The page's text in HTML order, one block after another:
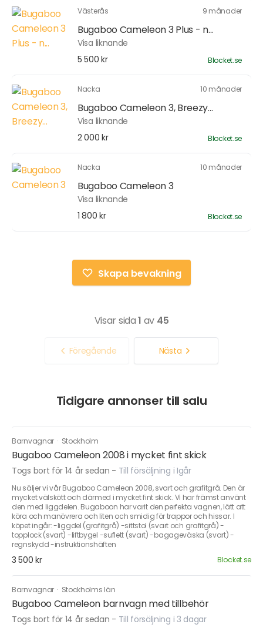
Västerås 9 månader
Bugaboo Cameleon 3 Plus - n...
Visa liknande
5 500 kr
Blocket.se
Nacka 10 månader
Bugaboo Cameleon 3, Breezy...
Visa liknande
2 000 kr
Blocket.se
Nacka 10 månader
Bugaboo Cameleon 3
Visa liknande
1 800 kr
Blocket.se
Skapa bevakning
Visar sida1 av 45
Föregående Nästa
Tidigare annonser till salu
Barnvagnar · Stockholm
Bugaboo Cameleon 2008 i mycket fint skick
Togs bort för 14 år sedan - Till försäljning i Igår
Nu säljer vi vår Bugaboo Cameleon 2008, svart och grafitgrå. Den är
mycket välskött och därmed i mycket fint skick. Vi har främst använt
den med liggdelen. Bugaboon har varit den perfekta vagnen, lätt att
köra och manövrera och liten och smidig för trappor och hissar. I
köpet ingår: -liggdel (grafitgrå) -sittstol (svart och grafitgrå) -
topplock (svart) -liftbygel -suflett (svart) -bagageväska (svart) -
regnskydd -instruktionshäften
3 500 kr Blocket.se
Barnvagnar · Stockholms län
Bugaboo Cameleon barnvagn med tillbehör
Togs bort för 14 år sedan - Till försäljning i 3 dagar